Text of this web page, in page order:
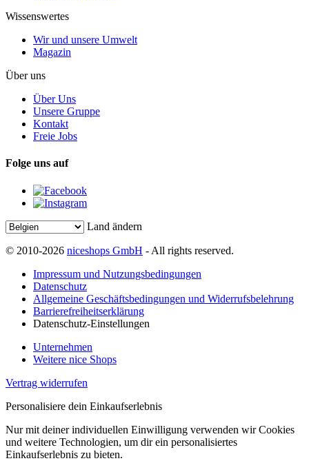
Wissenswertes
Wir und unsere Umwelt
Magazin
Über uns
Über Uns
Unsere Gruppe
Kontakt
Freie Jobs
Folge uns auf
Land ändern
© 2010-2026 niceshops GmbH - All rights reserved.
Impressum und Nutzungsbedingungen
Datenschutz
Allgemeine Geschäftsbedingungen und Widerrufsbelehrung
Barrierefreiheitserklärung
Datenschutz-Einstellungen
Unternehmen
Weitere nice Shops
Vertrag widerrufen
Personalisiere dein Einkaufserlebnis
Nur mit deiner individuellen Einwilligung verwenden wir Cookies
und weitere Technologien, um dir ein personalisiertes
Einkaufserlebnis zu bieten.